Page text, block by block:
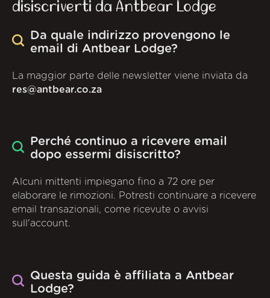
disiscriverti da Antbear Lodge
Da quale indirizzo provengono le
email di Antbear Lodge?
La maggior parte delle newsletter viene inviata da
res@antbear.co.za
Perché continuo a ricevere email
dopo essermi disiscritto?
Alcuni mittenti impiegano fino a 72 ore per
elaborare le rimozioni. Potresti continuare a ricevere
email transazionali, come ricevute o avvisi
sull'account.
Questa guida è affiliata a Antbear
Lodge?